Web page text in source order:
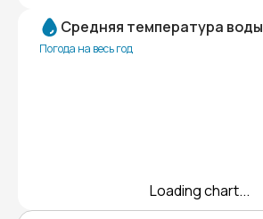
Средняя температура воды
Погода на весь год
Loading chart...